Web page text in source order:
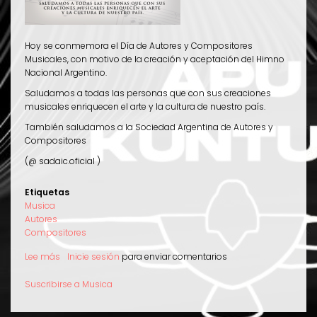
Hoy se conmemora el Día de Autores y Compositores
Musicales, con motivo de la creación y aceptación del Himno
Nacional Argentino.
Saludamos a todas las personas que con sus creaciones
musicales enriquecen el arte y la cultura de nuestro país.
También saludamos a la Sociedad Argentina de Autores y
Compositores
(@ sadaic.oficial )
Etiquetas
Musica
Autores
Compositores
Lee más sobre
de
Día
Inicie sesión para enviar comentarios
Suscribirse a Musica